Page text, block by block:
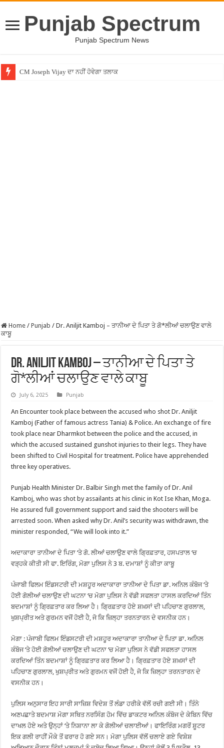
Punjab Spectrum
Punjab Spectrum News
CM Joseph Vijay ਦਾ ਨਹੀਂ ਹੋਵੇਗਾ ਤਲਾਕ
Home / Punjab / Dr. Aniljit Kamboj – ਤਾਨੀਆ ਦੇ ਪਿਤਾ ਤੇ ਗੋ*ਲੀਆਂ ਚਲਾਉਣ ਵਾਲੇ
ਕਾਬੂ
Dr. Aniljit Kamboj – ਤਾਨੀਆ ਦੇ ਪਿਤਾ ਤੇ
ਗੋ*ਲੀਆਂ ਚਲਾਉਣ ਵਾਲੇ ਕਾਬੂ
July 6, 2025 Punjab
An Encounter took place between the accused who shot Dr. Aniljit
Kamboj (Father of famous actress Tania) & Police. An exchange of fire
took place near Dharmkot between the police and the accused, in
which the accused sustained gunshot injuries to their legs. They have
been shifted to Civil Hospital for treatment. Police have apprehended
three key operatives.
Punjab Health Minister Dr. Balbir Singh met the family of Dr. Anil
Kamboj, who was shot by assailants at his clinic in Kot Ise Khan, Moga.
He assured full government support and said the shooters will be
arrested soon. When asked why Dr. Anil’s security was withdrawn, the
minister responded, “We will look into it.”
ਅਦਾਕਾਰਾ ਤਾਨੀਆ ਦੇ ਪਿਤਾ ‘ਤੇ ਗੋ. ਲੀਆਂ ਚਲਾਉਣ ਵਾਲੇ ਗ੍ਰਿਫ਼ਤਾਰ, ਹਸਪਤਾਲ ‘ਚ
ਵੜ੍ਹਕੇ ਕੀਤੀ ਸੀ ਫਾ. ਇਰਿੰਗ, ਮੋਗਾ ਪੁਲਿਸ ਨੇ 3 ਬ. ਦਮਾਸ਼ਾਂ ਨੂੰ ਕੀਤਾ ਕਾਬੂ
ਪੰਜਾਬੀ ਫਿਲਮ ਇੰਡਸਟਰੀ ਦੀ ਮਸ਼ਹੂਰ ਅਦਾਕਾਰਾ ਤਾਨੀਆ ਦੇ ਪਿਤਾ ਡਾ. ਅਨਿਲ ਕੰਬੋਜ ‘ਤੇ
ਹੋਈ ਗੋਲੀਆਂ ਚਲਾਉਣ ਦੀ ਘਟਨਾ ‘ਚ ਮੋਗਾ ਪੁਲਿਸ ਨੇ ਵੱਡੀ ਸਫਲਤਾ ਹਾਸਲ ਕਰਦਿਆਂ ਤਿੰਨ
ਬਦਮਾਸ਼ਾਂ ਨੂੰ ਗ੍ਰਿਫ਼ਤਾਰ ਕਰ ਲਿਆ ਹੈ। ਗ੍ਰਿਫ਼ਤਾਰ ਹੋਏ ਸ਼ਖ਼ਸਾਂ ਦੀ ਪਹਿਚਾਣ ਗੁਰਲਾਲ,
ਖੁਸ਼ਪ੍ਰੀਤ ਅਤੇ ਗੁਰਮਨ ਵਜੋਂ ਹੋਈ ਹੈ, ਜੋ ਕਿ ਜ਼ਿਲ੍ਹਾ ਤਰਨਤਾਰਨ ਦੇ ਵਸਨੀਕ ਹਨ।
ਮੋਗਾ : ਪੰਜਾਬੀ ਫਿਲਮ ਇੰਡਸਟਰੀ ਦੀ ਮਸ਼ਹੂਰ ਅਦਾਕਾਰਾ ਤਾਨੀਆ ਦੇ ਪਿਤਾ ਡਾ. ਅਨਿਲ
ਕੰਬੋਜ ‘ਤੇ ਹੋਈ ਗੋਲੀਆਂ ਚਲਾਉਣ ਦੀ ਘਟਨਾ ‘ਚ ਮੋਗਾ ਪੁਲਿਸ ਨੇ ਵੱਡੀ ਸਫਲਤਾ ਹਾਸਲ
ਕਰਦਿਆਂ ਤਿੰਨ ਬਦਮਾਸ਼ਾਂ ਨੂੰ ਗ੍ਰਿਫ਼ਤਾਰ ਕਰ ਲਿਆ ਹੈ। ਗ੍ਰਿਫ਼ਤਾਰ ਹੋਏ ਸ਼ਖ਼ਸਾਂ ਦੀ
ਪਹਿਚਾਣ ਗੁਰਲਾਲ, ਖੁਸ਼ਪ੍ਰੀਤ ਅਤੇ ਗੁਰਮਨ ਵਜੋਂ ਹੋਈ ਹੈ, ਜੋ ਕਿ ਜ਼ਿਲ੍ਹਾ ਤਰਨਤਾਰਨ ਦੇ
ਵਸਨੀਕ ਹਨ।
ਪੁਲਿਸ ਅਨੁਸਾਰ ਇਹ ਸਾਰੀ ਸਾਜ਼ਿਸ਼ ਵਿਦੇਸ਼ ਤੋਂ ਲੰਡਾ ਹਰੀਕੇ ਵੱਲੋਂ ਰਚੀ ਗਈ ਸੀ। ਤਿੰਨੇ
ਅਣਪਛਾਤੇ ਬਦਮਾਸ਼ ਮੋਗਾ ਸਥਿਤ ਨਰਸਿੰਗ ਹੋਮ ਵਿੱਚ ਡਾਕਟਰ ਅਨਿਲ ਕੰਬੋਜ ਦੇ ਕੇਬਿਨ ਵਿੱਚ
ਦਾਖਲ ਹੋਏ ਅਤੇ ਉਨ੍ਹਾਂ ‘ਤੇ ਨਿਸ਼ਾਨਾ ਲਾ ਕੇ ਗੋਲੀਆਂ ਚਲਾਈਆਂ। ਫਾਇਰਿੰਗ ਮਗਰੋਂ ਸ਼ੂਟਰ
ਇਕ ਗਲੀ ਰਾਹੀਂ ਮੌਕੇ ਤੋਂ ਫਰਾਰ ਹੋ ਗਏ ਸਨ। ਮੋਗਾ ਪੁਲਿਸ ਵੱਲੋਂ ਚਲਾਏ ਗਏ ਵਿਸ਼ੇਸ਼